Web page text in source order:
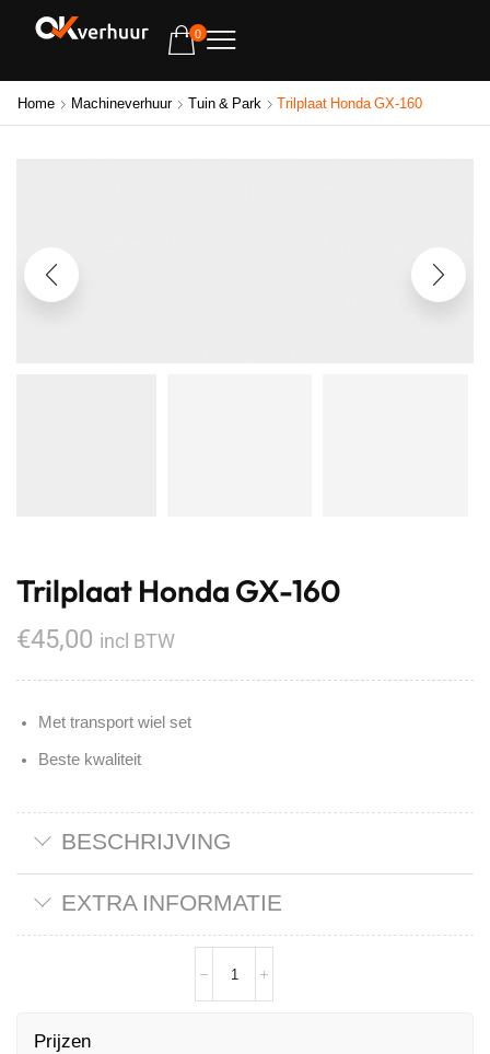
0
Home Machineverhuur Tuin & Park Trilplaat Honda GX-160
Trilplaat Honda GX-160
€45,00 incl BTW
Met transport wiel set
Beste kwaliteit
BESCHRIJVING
EXTRA INFORMATIE
Prijzen